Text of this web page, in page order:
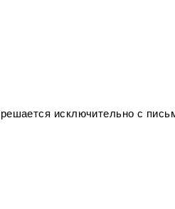
исключительно с